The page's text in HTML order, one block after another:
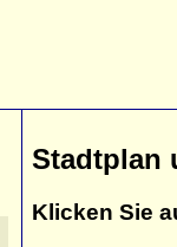
Stadtplan
Klicken Sie